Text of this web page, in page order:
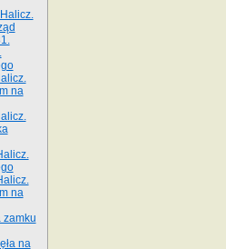
na
na
zamku
na